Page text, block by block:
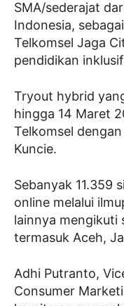
SMA/sederajat
Indonesia,
Telkomsel Jaga
pendidikan
Tryout hybrid
hingga 14 Maret
Telkomsel
Kuncie.
Sebanyak 11.359
online melalui
lainnya mengikuti
termasuk Aceh,
Adhi Putranto,
Consumer